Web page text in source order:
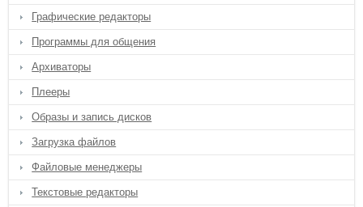
Графические редакторы
Программы для общения
Архиваторы
Плееры
Образы и запись дисков
Загрузка файлов
Файловые менеджеры
Текстовые редакторы